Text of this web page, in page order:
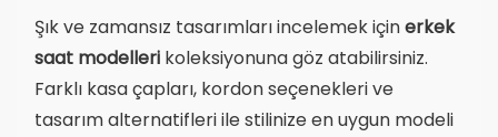
Şık ve zamansız tasarımları incelemek içinerkek
saat modelleri koleksiyonuna göz atabilirsiniz.
Farklı kasa çapları, kordon seçenekleri ve
tasarım alternatifleri ile stilinize en uygun modeli